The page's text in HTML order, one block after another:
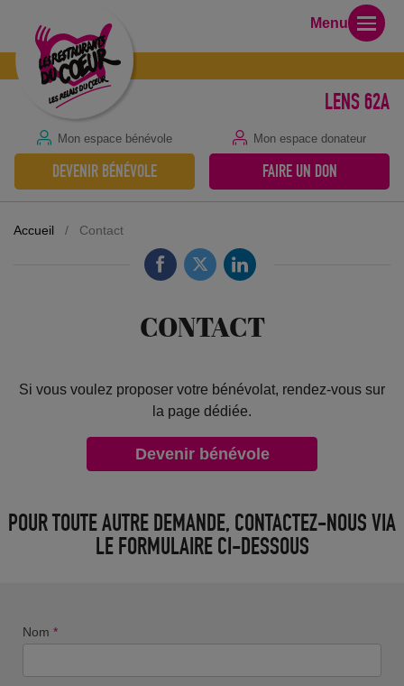
LENS 62A
Mon espace bénévole Mon espace donateur
DEVENIR BÉNÉVOLE FAIRE UN DON
Menu
Accueil / Contact
CONTACT
Si vous voulez proposer votre bénévolat, rendez-vous sur
la page dédiée.
Devenir bénévole
POUR TOUTE AUTRE DEMANDE, CONTACTEZ-NOUS VIA
LE FORMULAIRE CI-DESSOUS
Nom *